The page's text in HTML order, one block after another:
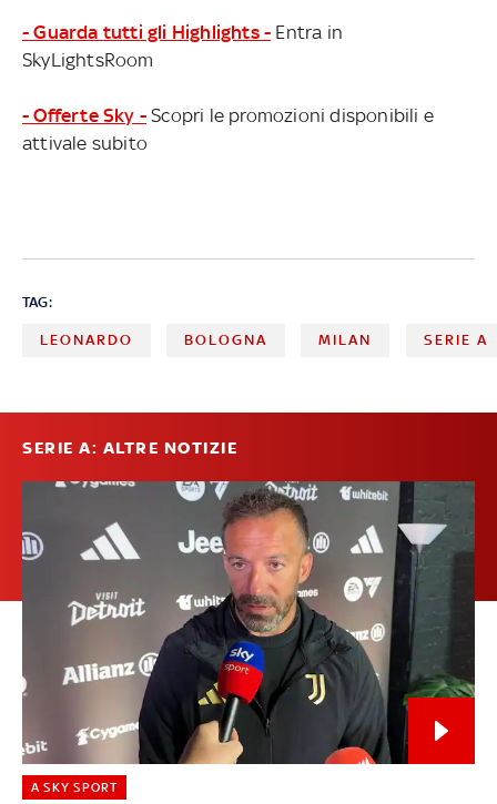
- Guarda tutti gli Highlights - Entra in
SkyLightsRoom
- Offerte Sky - Scopri le promozioni disponibili e
attivale subito
TAG:
LEONARDO BOLOGNA MILAN SERIE A
SERIE A: ALTRE NOTIZIE
A SKY SPORT